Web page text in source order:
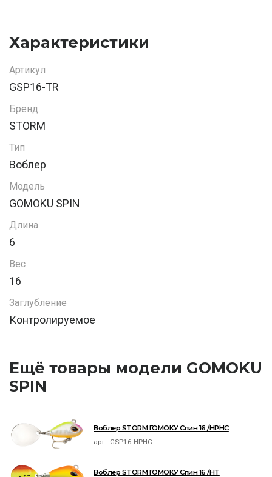
Характеристики
Артикул
GSP16-TR
Бренд
STORM
Тип
Воблер
Модель
GOMOKU SPIN
Длина
6
Вес
16
Заглубление
Контролируемое
Ещё товары модели GOMOKU
SPIN
Воблер STORM ГОМОКУ Спин 16 /HPHC
арт.: GSP16-HPHC
Воблер STORM ГОМОКУ Спин 16 /HT